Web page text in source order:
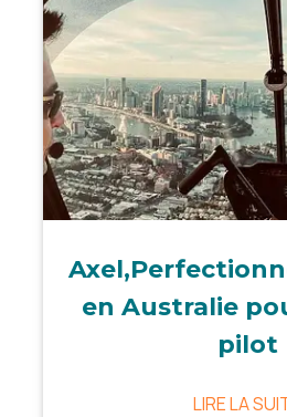
en Australie
pilot
LIRE LA